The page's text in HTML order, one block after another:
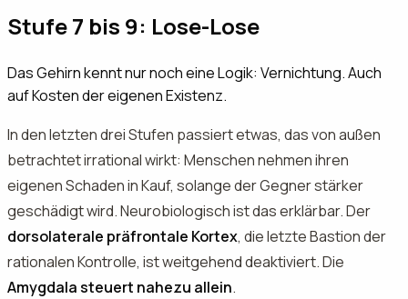
Stufe 7 bis 9: Lose-Lose
Das Gehirn kennt nur noch eine Logik: Vernichtung. Auch
auf Kosten der eigenen Existenz.
In den letzten drei Stufen passiert etwas, das von außen
betrachtet irrational wirkt: Menschen nehmen ihren
eigenen Schaden in Kauf, solange der Gegner stärker
geschädigt wird. Neurobiologisch ist das erklärbar. Der
dorsolaterale präfrontale Kortex, die letzte Bastion der
rationalen Kontrolle, ist weitgehend deaktiviert. Die
Amygdala steuert nahezu allein.